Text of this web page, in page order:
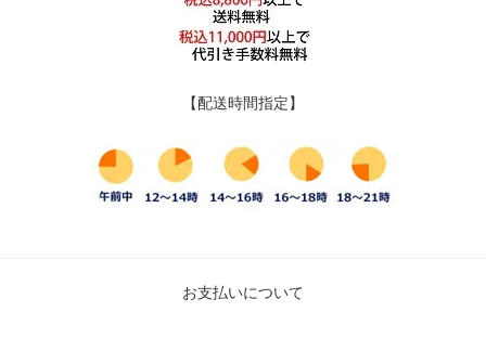
【配送時間指定】
お支払いについて